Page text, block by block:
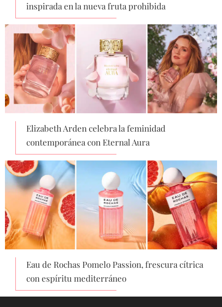
inspirada en la nueva fruta prohibida
Elizabeth Arden celebra la feminidad
contemporánea con Eternal Aura
Eau de Rochas Pomelo Passion, frescura cítrica
con espíritu mediterráneo